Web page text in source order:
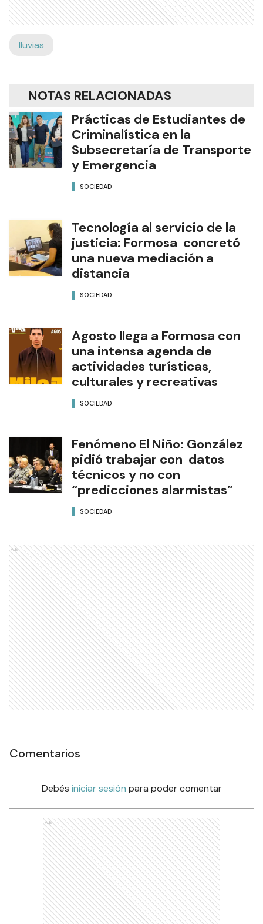
lluvias
NOTAS RELACIONADAS
Prácticas de Estudiantes de
Criminalística en la
Subsecretaría de Transporte
y Emergencia
SOCIEDAD
Tecnología al servicio de la
justicia: Formosa concretó
una nueva mediación a
distancia
SOCIEDAD
Agosto llega a Formosa con
una intensa agenda de
actividades turísticas,
culturales y recreativas
SOCIEDAD
Fenómeno El Niño: González
pidió trabajar con datos
técnicos y no con
“predicciones alarmistas”
SOCIEDAD
Ads
Comentarios
Debés iniciar sesión para poder comentar
Ads